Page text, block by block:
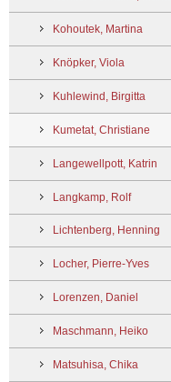
Kohoutek, Martina
Knöpker, Viola
Kuhlewind, Birgitta
Kumetat, Christiane
Langewellpott, Katrin
Langkamp, Rolf
Lichtenberg, Henning
Locher, Pierre-Yves
Lorenzen, Daniel
Maschmann, Heiko
Matsuhisa, Chika